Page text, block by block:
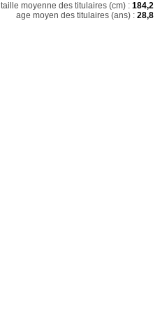
taille moyenne des titulaires (cm) : 184,2
age moyen des titulaires (ans) : 28,8